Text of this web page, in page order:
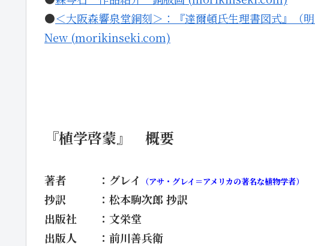
●＜大阪森響泉堂銅刻＞：『達爾頓氏生理書図式』（
New (morikinseki.com)
『植学啓蒙』 概要
著者 ：グレイ （アサ・グレイ＝アメリカの著名な植物学者）
抄訳 ：松本駒次郎 抄訳
出版社 ：文栄堂
出版人 ：前川善兵衛